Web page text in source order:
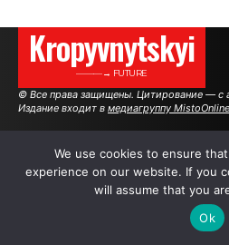
Kropyvnytskyi
———→ FUTURE
© Все права защищены. Цитирование — с
Издание входит в медиагруппу MistoOnline
We use cookies to ensure
experience on our website. If you
will assume that you
Ok